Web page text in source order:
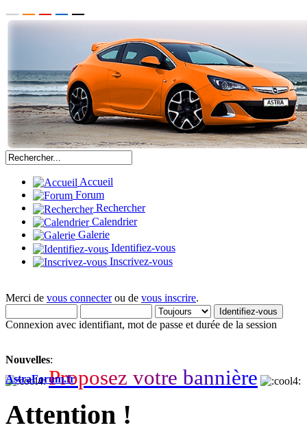
Accueil
Forum
Rechercher
Calendrier
Galerie
Identifiez-vous
Inscrivez-vous
Merci de vous connecterou de vous inscrire.
Connexion avec identifiant, mot de passe et durée de la session
Nouvelles:
Proposez votre bannière
AstraForum.fr
Attention !